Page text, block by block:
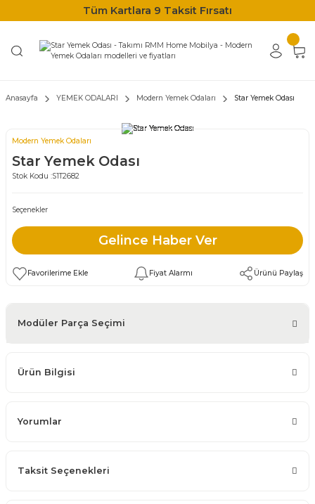
Tüm Kartlara 9 Taksit Fırsatı
Anasayfa YEMEK ODALARI Modern Yemek Odaları Star Yemek Odası
Modern Yemek Odaları
Star Yemek Odası
Stok Kodu :S1T2682
Seçenekler
Gelince Haber Ver
Fiyat Alarmı Ürünü Paylaş
Modüler Parça Seçimi
Ürün Bilgisi
Yorumlar
Taksit Seçenekleri